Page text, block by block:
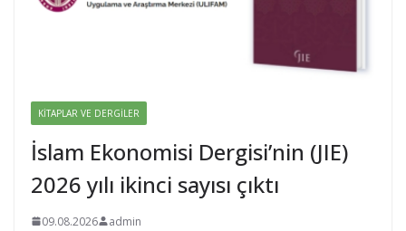
KITAPLAR VE DERGILER
İslam Ekonomisi Dergisi’nin (JIE)
2026 yılı ikinci sayısı çıktı
09.08.2026 admin